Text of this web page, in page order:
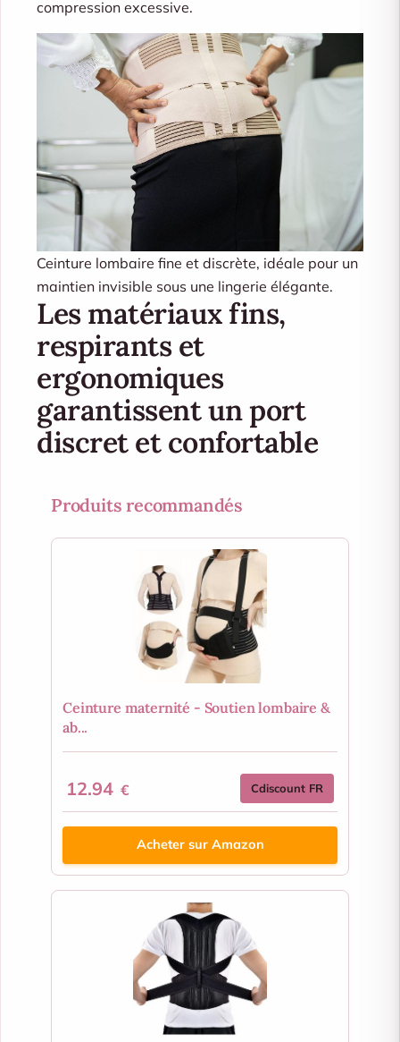
compression excessive.
Ceinture lombaire fine et discrète, idéale pour un
maintien invisible sous une lingerie élégante.
Les matériaux fins,
respirants et
ergonomiques
garantissent un port
discret et confortable
Produits recommandés
Ceinture maternité - Soutien lombaire &
ab...
12.94 € Cdiscount FR
Acheter sur Amazon